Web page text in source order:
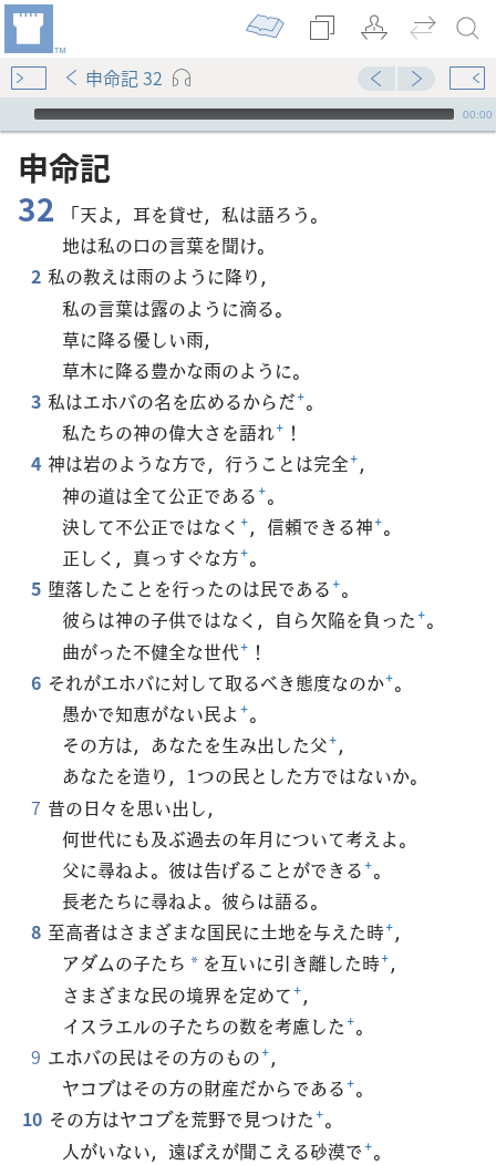
申命記 32
Audio Player
00:00
申命記
32
「天よ，耳を貸せ，私は語ろう。
地は私の口の言葉を聞け。
2 私の教えは雨のように降り，
私の言葉は露のように滴る。
草に降る優しい雨，
草木に降る豊かな雨のように。
3 私はエホバの名を広めるからだ+。
私たちの神の偉大さを語れ+ ！
4 神は岩のような方で，行うことは完全+，
神の道は全て公正である+。
決して不公正ではなく +，信頼できる神+。
正しく，真っすぐな方+。
5 堕落したことを行ったのは民である+。
彼らは神の子供ではなく，自ら欠陥を負った+。
曲がった不健全な世代+ ！
6 それがエホバに対して取るべき態度なのか+。
愚かで知恵がない民よ+。
その方は，あなたを生み出した父+，
あなたを造り，1つの民とした方ではないか。
7 昔の日々を思い出し，
何世代にも及ぶ過去の年月について考えよ。
父に尋ねよ。彼は告げることができる+。
長老たちに尋ねよ。彼らは語る。
8 至高者はさまざまな国民に土地を与えた時+，
アダムの子たち * を互いに引き離した時+，
さまざまな民の境界を定めて+，
イスラエルの子たちの数を考慮した+。
9 エホバの民はその方のもの+，
ヤコブはその方の財産だからである+。
10 その方はヤコブを荒野で見つけた+。
人がいない，遠ぼえが聞こえる砂漠で+。